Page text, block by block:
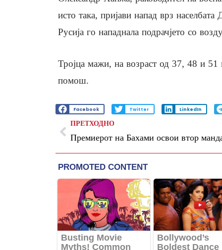
исто така, пријави напад врз
Русија го нападнала подрачјето со
Тројца мажи, на возраст од 37, 48 и 51
помош.
Facebook Twitter LinkedIn
ПРЕТХОДНО